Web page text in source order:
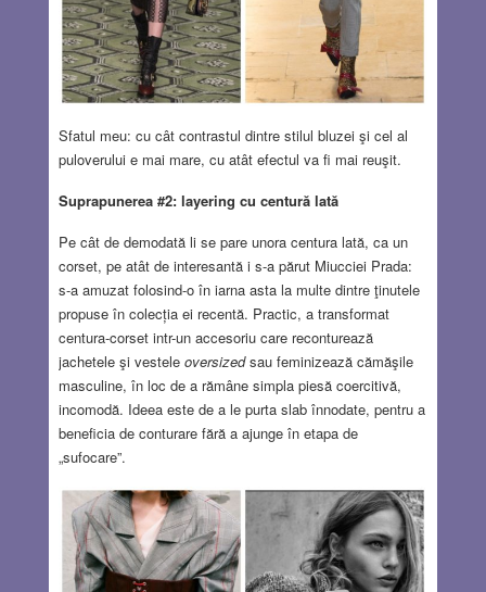
Sfatul meu: cu cât contrastul dintre stilul bluzei şi cel al
puloverului e mai mare, cu atât efectul va fi mai reuşit.
Suprapunerea #2: layering cu centură lată
Pe cât de demodată li se pare unora centura lată, ca un
corset, pe atât de interesantă i s-a părut Miucciei Prada:
s-a amuzat folosind-o în iarna asta la multe dintre ţinutele
propuse în colecția ei recentă. Practic, a transformat
centura-corset intr-un accesoriu care reconturează
jachetele şi vestele oversizedsau feminizează cămăşile
masculine, în loc de a rămâne simpla piesă coercitivă,
incomodă. Ideea este de a le purta slab înnodate, pentru a
beneficia de conturare fără a ajunge în etapa de
„sufocare”.